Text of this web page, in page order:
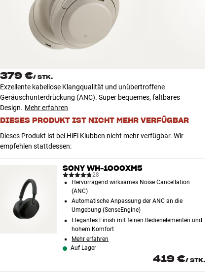
Zubehör
INSPIRATION
NEUHEITEN
ANGEBOTE
Store Finden
Kundendienst
379 €/ STK.
Exzellente kabellose Klangqualität und unübertroffene
Geräuschunterdrückung (ANC). Super bequemes, faltbares
Design. Mehr erfahren
DIESES PRODUKT IST NICHT MEHR VERFÜGBAR
Dieses Produkt ist bei HiFi Klubben nicht mehr verfügbar. Wir
empfehlen stattdessen:
SONY WH-1000XM5
28
Hervorragend wirksames Noise Cancellation
(ANC)
Automatische Anpassung der ANC an die
Umgebung (SenseEngine)
Elegantes Finish mit feinen Bedienelementen und
hohem Komfort
Mehr erfahren
Auf Lager
419 €/ STK.